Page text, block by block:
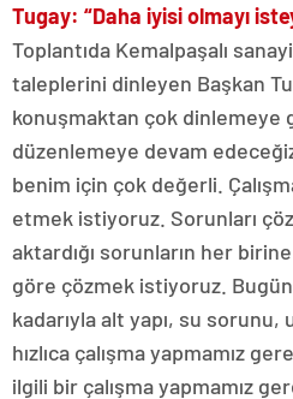
Tugay: “Daha iyisi olmayı
Toplantıda Kemalpaşalı
taleplerini dinleyen Başkan
konuşmaktan çok dinlemeye
düzenlemeye devam
benim için çok değerli.
etmek istiyoruz. Sorunları
aktardığı sorunların her
göre çözmek istiyoruz.
kadarıyla alt yapı, su sorunu,
hızlıca çalışma yapmamız
ilgili bir çalışma yapmamız